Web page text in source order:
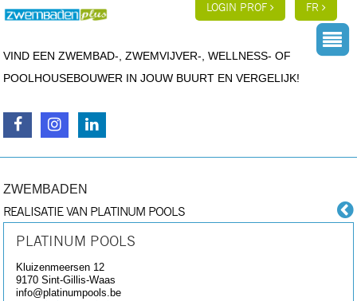
LOGIN PROF FR
VIND EEN ZWEMBAD-, ZWEMVIJVER-, WELLNESS- OF
POOLHOUSEBOUWER IN JOUW BUURT EN VERGELIJK!
ZWEMBADEN
REALISATIE VAN PLATINUM POOLS
PLATINUM POOLS
Kluizenmeersen 12
9170Sint-Gillis-Waas
info@platinumpools.be